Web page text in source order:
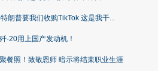
朗普要我们收购TikTok 这是我干...
-20用上国产发动机！
餐照！致敬恩师 暗示将结束职业生涯